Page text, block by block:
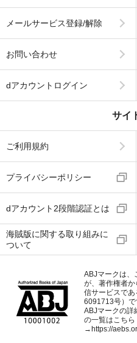
メールサービス登録/解除
お問い合わせ
dアカウントログイン
サイ
ご利用規約
プライバシーポリシー
dアカウント2段階認証とは
海賊版に関する取り組みに
ついて
ABJマークは、
が、著作権者
信サービスで
6091713号）で
ABJマークの詳
の一覧はこちら
→ https://